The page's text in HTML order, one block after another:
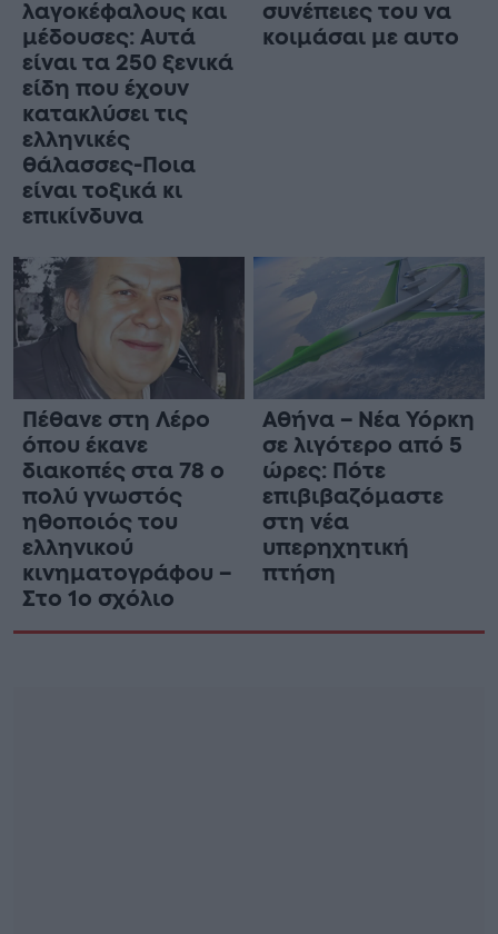
λαγοκέφαλους και
μέδουσες: Aυτά
είναι τα 250 ξενικά
είδη που έχουν
κατακλύσει τις
ελληνικές
θάλασσες-Ποια
είναι τοξικά κι
επικίνδυνα
συνέπειες του να
κοιμάσαι με αυτο
Πέθανε στη Λέρο
όπου έκανε
διακοπές στα 78 ο
πολύ γνωστός
ηθοποιός του
ελληνικού
κινηματογράφου –
Στο 1ο σχόλιο
Αθήνα – Νέα Υόρκη
σε λιγότερο από 5
ώρες: Πότε
επιβιβαζόμαστε
στη νέα
υπερηχητική
πτήση